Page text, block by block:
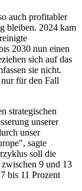
auch profitabler
bleiben. 2024 kam
2030 nun einen
sich auf das
sie nicht.
für den Fall
strategischen
unserer
unser
sagte
soll die
9 und 13
bis 11 Prozent